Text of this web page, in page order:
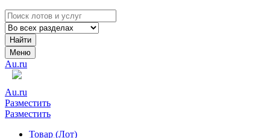
Найти
Меню
Au.ru
Au.ru
Разместить
Разместить
Товар (Лот)